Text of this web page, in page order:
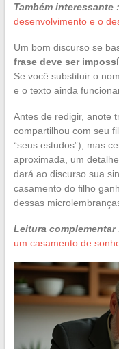
Também interessante :
desenvolvimento e o
Um bom discurso se
frase deve ser
Se você substituir o
e o texto ainda
Antes de redigir, anote
compartilhou com seu
“seus estudos”), mas
aproximada, um
dará ao discurso sua
casamento do filho
dessas
Leitura complementar
um casamento de